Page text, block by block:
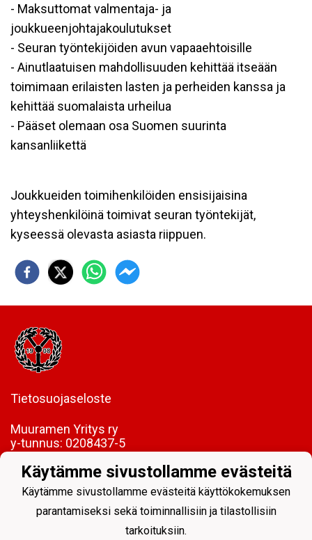
- Maksuttomat valmentaja- ja
joukkueenjohtajakoulutukset
- Seuran työntekijöiden avun vapaaehtoisille
- Ainutlaatuisen mahdollisuuden kehittää itseään
toimimaan erilaisten lasten ja perheiden kanssa ja
kehittää suomalaista urheilua
- Pääset olemaan osa Suomen suurinta
kansanliikettä
Joukkueiden toimihenkilöiden ensisijaisina
yhteyshenkilöinä toimivat seuran työntekijät,
kyseessä olevasta asiasta riippuen.
Tietosuojaseloste
Muuramen Yritys ry
y-tunnus: 0208437-5
FI85 5089 5340 0005 06
Käytämme sivustollamme evästeitä
Käytämme sivustollamme evästeitä käyttökokemuksen
parantamiseksi sekä toiminnallisiin ja tilastollisiin
tarkoituksiin.